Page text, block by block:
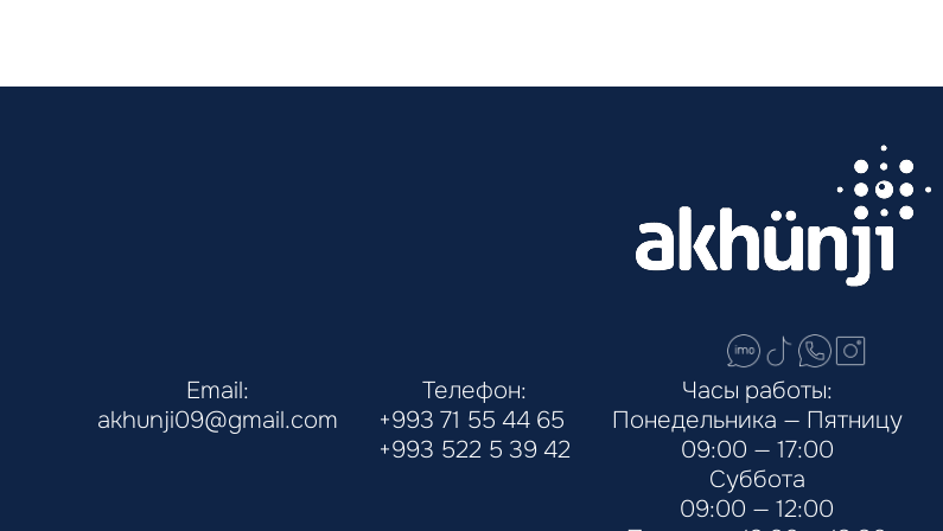
Email:
akhunji09@gmail.com
Телефон:
+993 71 55 44 65
+993 522 5 39 42
Часы работы:
Понедельника — Пятницу
09:00 — 17:00
Суббота
09:00 — 12:00